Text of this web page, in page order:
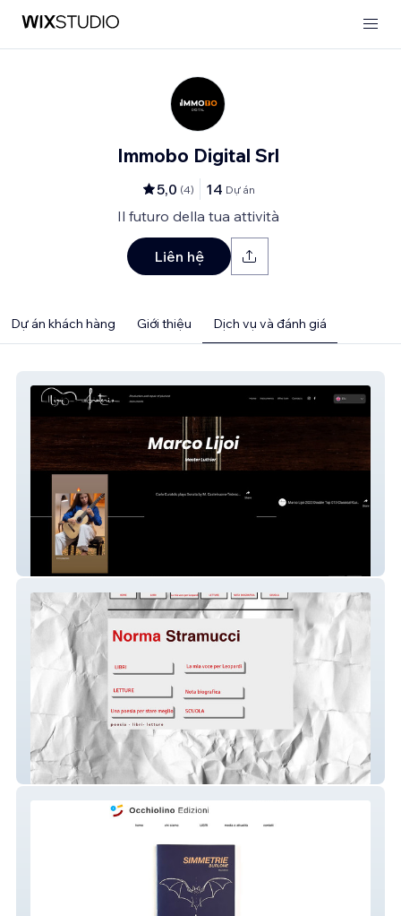
Immobo Digital Srl
5,0 (4) 14 Dự án
Il futuro della tua attività
Liên hệ
Dự án khách hàng Giới thiệu Dịch vụ và đánh giá
Lijoi Liuteria
normastramucci